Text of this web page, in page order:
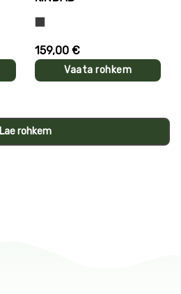
159,00 €
Vaata rohkem
Lae rohkem